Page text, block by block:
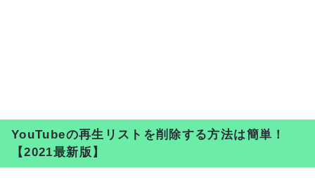
YouTubeの再生リストを削除する方法は簡単！
【2021最新版】